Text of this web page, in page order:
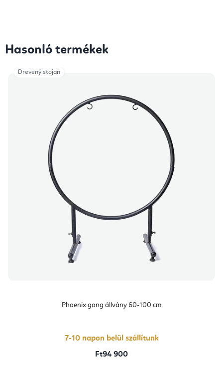
Hasonló termékek
Phoenix gong állvány 60-100 cm
7-10 napon belül szállítunk
Ft94 900
Drevený stojan